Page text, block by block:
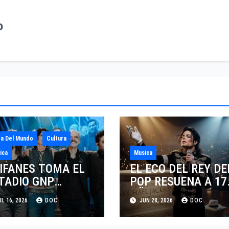
Del Mundo
Cultura
TOMA EL
GNP
EN EL
DE LA
16, 2026 DOC
Musica
EL ECO DEL REY
POP RESUENA A 17
AÑOS DE SU
ANTE EL
DE SU BIOPIC EN
JUN 28, 2026 DOC